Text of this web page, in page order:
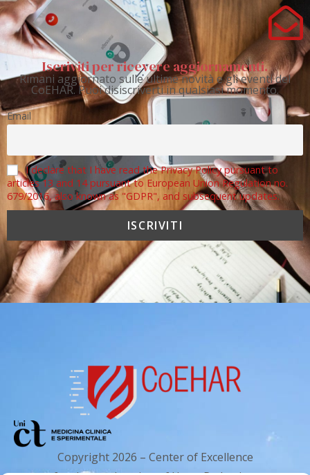
Iscriviti per ricevere aggiornamenti.
Rimani aggiornato sulle ultime novità e gli eventi del
CoEHAR. Puoi disiscriverti in qualsiasi momento.
Email
I declare that I have read the Privacy Policy pursuant to
articles 13 and 14 pursuant to European Union Regulation no.
679/2016, also known as "GDPR", and subsequent updates.
Copyright 2026 – Center of Excellence